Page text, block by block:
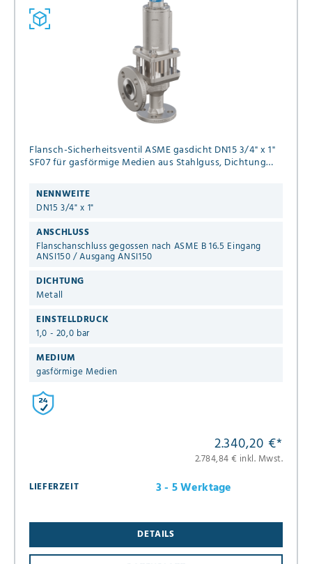
Flansch-Sicherheitsventil ASME gasdicht DN15 3/4" x 1"
SF07 für gasförmige Medien aus Stahlguss, Dichtung
Anlüftung mit Faltenbalg
NENNWEITE
DN15 3/4" x 1"
ANSCHLUSS
Flanschanschluss gegossen nach ASME B 16.5 Eingang
ANSI150 / Ausgang ANSI150
DICHTUNG
Metall
EINSTELLDRUCK
1,0 - 20,0 bar
MEDIUM
gasförmige Medien
2.340,20 €*
2.784,84 € inkl. Mwst.
LIEFERZEIT
3 - 5 Werktage
DETAILS